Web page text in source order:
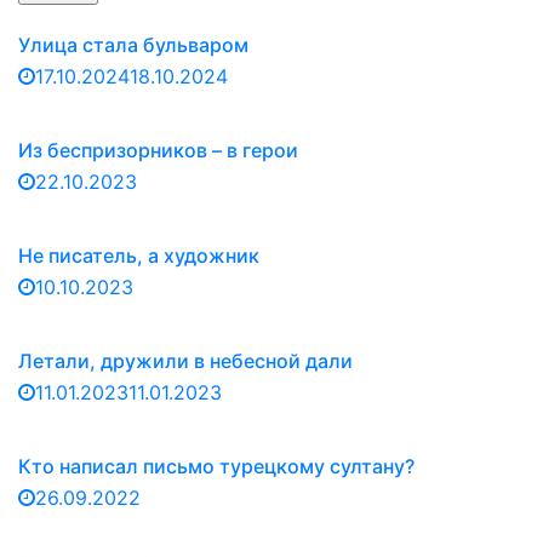
Улица стала бульваром
17.10.202418.10.2024
Из беспризорников – в герои
22.10.2023
Не писатель, а художник
10.10.2023
Летали, дружили в небесной дали
11.01.202311.01.2023
Кто написал письмо турецкому султану?
26.09.2022